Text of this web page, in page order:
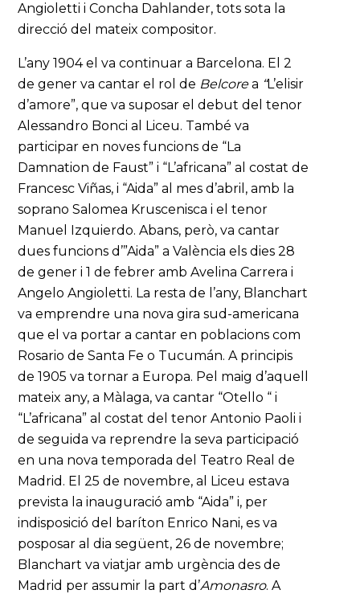
Angioletti i Concha Dahlander, tots sota la
direcció del mateix compositor.
L’any 1904 el va continuar a Barcelona. El 2
de gener va cantar el rol de Belcorea “L’elisir
d’amore”, que va suposar el debut del tenor
Alessandro Bonci al Liceu. També va
participar en noves funcions de “La
Damnation de Faust” i “L’africana” al costat de
Francesc Viñas, i “Aida” al mes d’abril, amb la
soprano Salomea Kruscenisca i el tenor
Manuel Izquierdo. Abans, però, va cantar
dues funcions d’”Aida” a València els dies 28
de gener i 1 de febrer amb Avelina Carrera i
Angelo Angioletti. La resta de l’any, Blanchart
va emprendre una nova gira sud-americana
que el va portar a cantar en poblacions com
Rosario de Santa Fe o Tucumán. A principis
de 1905 va tornar a Europa. Pel maig d’aquell
mateix any, a Màlaga, va cantar “Otello “ i
“L’africana” al costat del tenor Antonio Paoli i
de seguida va reprendre la seva participació
en una nova temporada del Teatro Real de
Madrid. El 25 de novembre, al Liceu estava
prevista la inauguració amb “Aida” i, per
indisposició del baríton Enrico Nani, es va
posposar al dia següent, 26 de novembre;
Blanchart va viatjar amb urgència des de
Madrid per assumir la part d’Amonasro. A